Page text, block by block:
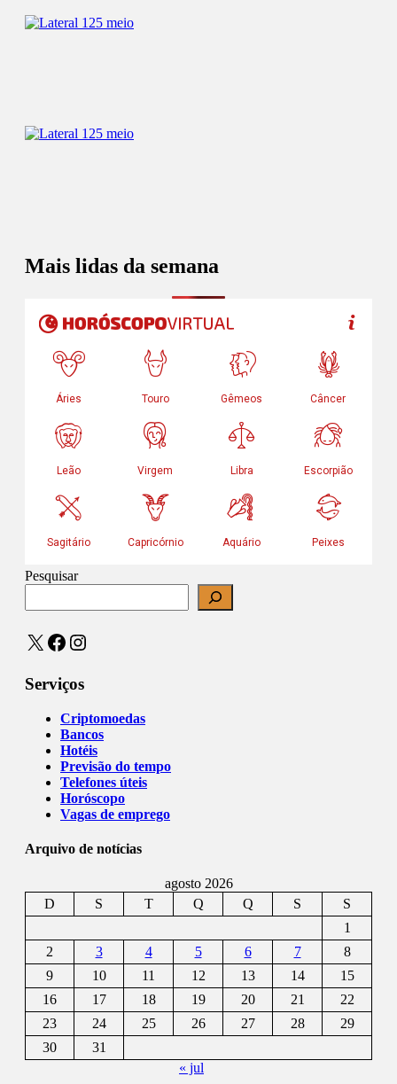
Mais lidas da semana
Pesquisar
X Facebook
Instagram
Serviços
Criptomoedas
Bancos
Hotéis
Previsão do tempo
Telefones úteis
Horóscopo
Vagas de emprego
Arquivo de notícias
agosto 2026
D
S T Q Q S
S
1
2
3 4 5 6 7
8
9
10 11 12 13 14
15
16
17 18 19 20 21
22
23
24 25 26 27 28
29
30
31
« jul